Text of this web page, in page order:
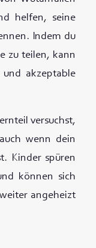
helfen, seine
Indem du
zu teilen, kann
akzeptable
versuchst,
wenn dein
Kinder spüren
können sich
angeheizt